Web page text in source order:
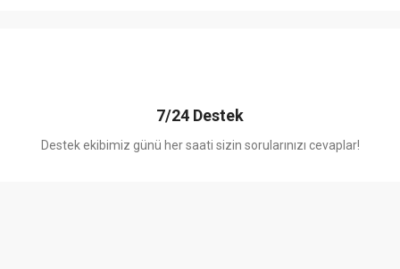
7/24 Destek
Destek ekibimiz günü her saati sizin sorularınızı cevaplar!